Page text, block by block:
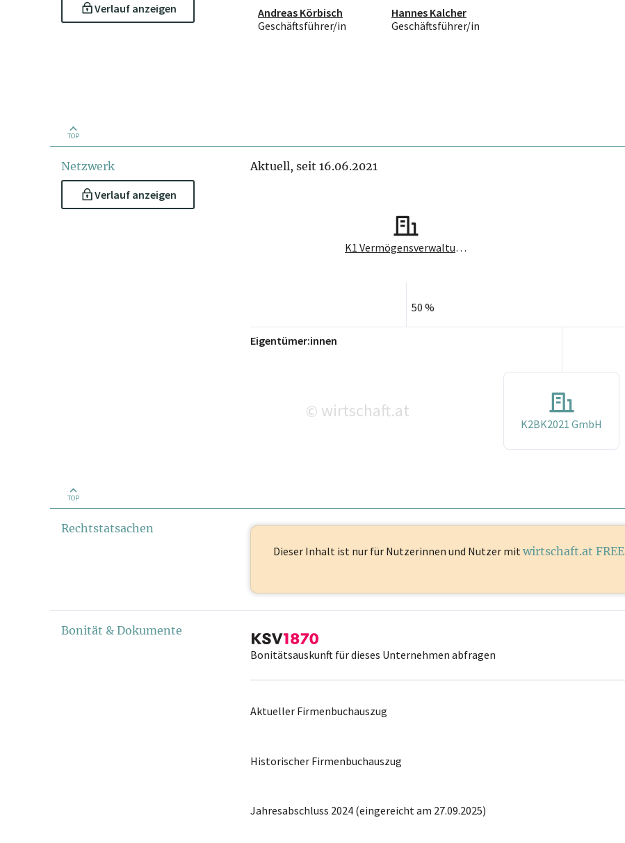
Verlauf anzeigen
Andreas Körbisch
Geschäftsführer/in
Hannes Kalcher
Geschäftsführer/in
TOP
Netzwerk
Verlauf anzeigen
Aktuell, seit 16.06.2021
K1 Vermögensverwaltungs GmbH
50 %
Eigentümer:innen
© wirtschaft.at
K2BK2021 GmbH
TOP
Rechtstatsachen
Dieser Inhalt ist nur für Nutzerinnen und Nutzer mit wirtschaft.at FREE
Bonität & Dokumente
Bonitätsauskunft für dieses Unternehmen abfragen
Aktueller Firmenbuchauszug
Historischer Firmenbuchauszug
Jahresabschluss 2024 (eingereicht am 27.09.2025)